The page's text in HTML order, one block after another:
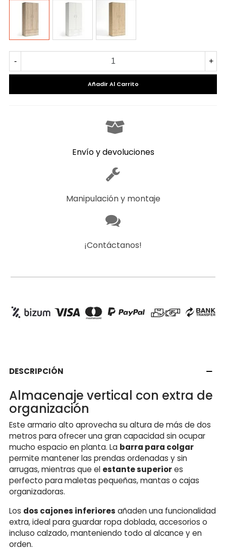
CAMBRIAN
BLANCO ROBLE
- +
Añadir Al Carrito
Envío y devoluciones
Manipulación y montaje
¡Contáctanos!
DESCRIPCIÓN
Almacenaje vertical con extra de
organización
Este armario alto aprovecha su altura de más de dos
metros para ofrecer una gran capacidad sin ocupar
mucho espacio en planta. La barra para colgar
permite mantener las prendas ordenadas y sin
arrugas, mientras que el estante superiores
perfecto para maletas pequeñas, mantas o cajas
organizadoras.
Los dos cajones inferiores añaden una funcionalidad
extra, ideal para guardar ropa doblada, accesorios o
incluso calzado, manteniendo todo al alcance y en
orden.